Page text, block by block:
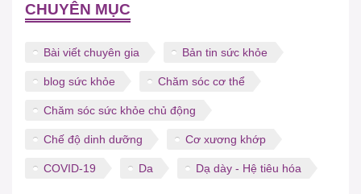
CHUYÊN MỤC
Bài viết chuyên gia Bản tin sức khỏe
blog sức khỏe Chăm sóc cơ thể
Chăm sóc sức khỏe chủ động
Chế độ dinh dưỡng Cơ xương khớp
COVID-19 Da Dạ dày - Hệ tiêu hóa